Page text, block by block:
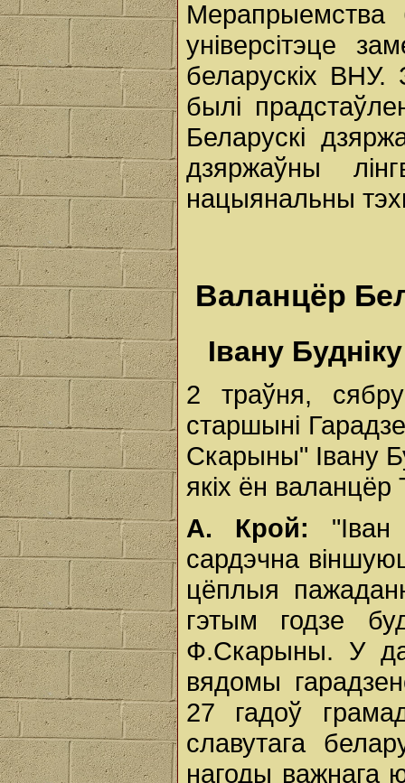
Мерапрыемства
універсітэце
беларускіх ВНУ.
былі
Беларускі
дзяржаўны
нацыянальны
Валанцёр
Івану
2 траўня,
старшыні
Скарыны" Івану
якіх ён
А. Крой:
сардэчна
цёплыя
гэтым годзе
Ф.Скарыны. У
вядомы
27 гадоў
славутага
нагоды важнага